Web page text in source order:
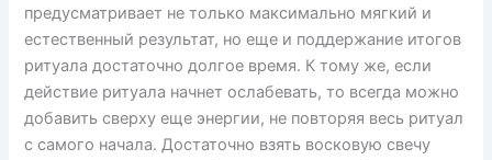
предусматривает не только максимально мягкий и
естественный результат, но еще и поддержание итогов
ритуала достаточно долгое время. К тому же, если
действие ритуала начнет ослабевать, то всегда можно
добавить сверху еще энергии, не повторяя весь ритуал
с самого начала. Достаточно взять восковую свечу